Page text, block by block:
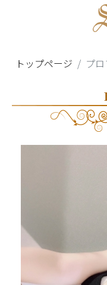
トップページ プ